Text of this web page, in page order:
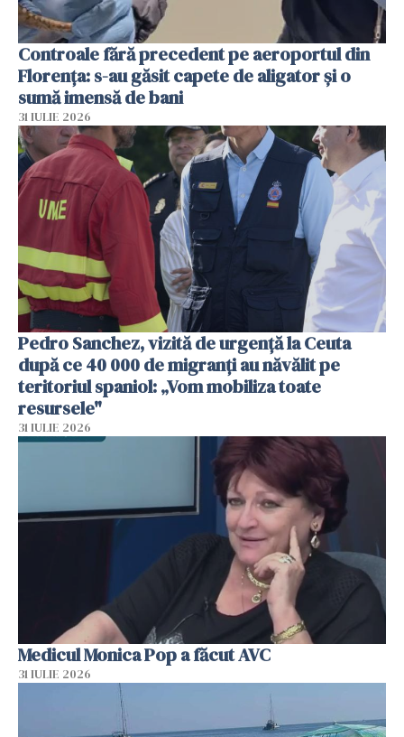
Controale fără precedent pe aeroportul din
Florența: s-au găsit capete de aligator și o
sumă imensă de bani
31 IULIE 2026
Pedro Sanchez, vizită de urgență la Ceuta
după ce 40 000 de migranți au năvălit pe
teritoriul spaniol: „Vom mobiliza toate
resursele"
31 IULIE 2026
Medicul Monica Pop a făcut AVC
31 IULIE 2026